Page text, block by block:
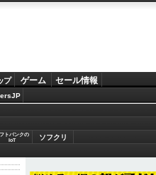
プ ゲーム セール情報
トバンクの
IoT
ソフクリ